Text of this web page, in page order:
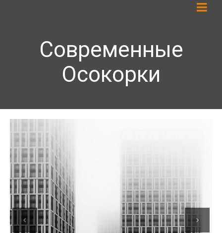
Современные
Осокорки